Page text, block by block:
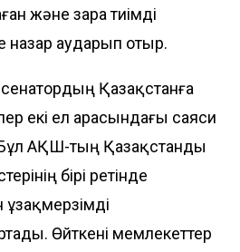
және өзара тиімді
аударып отыр.
Қазақстанға
екі ел арасындағы саяси
Бұл АҚШ-тың Қазақстанды
бірі ретінде
ұзақмерзімді
Өйткені мемлекеттер